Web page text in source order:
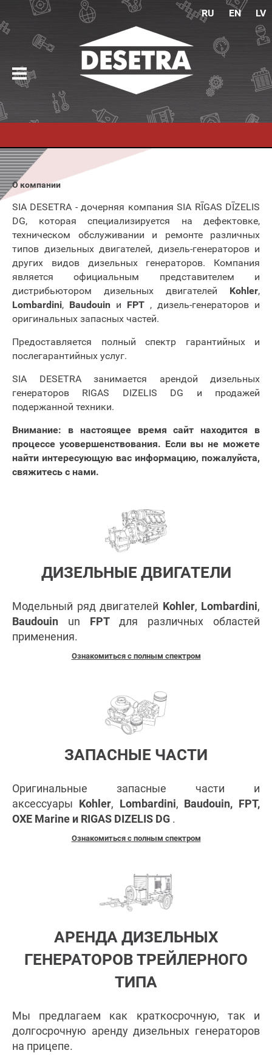
RU EN LV
О компании
SIA DESETRA - дочерняя компания SIA RĪGAS DĪZELIS
DG, которая специализируется на дефектовке,
техническом обслуживании и ремонте различных
типов дизельных двигателей, дизель-генераторов и
других видов дизельных генераторов. Компания
является официальным представителем и
дистрибьютором дизельных двигателей Kohler,
Lombardini, Baudouin и FPT , дизель-генераторов и
оригинальных запасных частей.
Предоставляется полный спектр гарантийных и
послегарантийных услуг.
SIA DESETRA занимается арендой дизельных
генераторов RIGAS DIZELIS DG и продажей
подержанной техники.
Внимание: в настоящее время сайт находится в
процессе усовершенствования. Если вы не можете
найти интересующую вас информацию, пожалуйста,
свяжитесь с нами.
ДИЗЕЛЬНЫЕ ДВИГАТЕЛИ
Модельный ряд двигателей Kohler, Lombardini,
Baudouin un FPT для различных областей
применения.
Ознакомиться с полным спектром
ЗАПАСНЫЕ ЧАСТИ
Оригинальные запасные части и
аксессуары Kohler, Lombardini, Baudouin, FPT,
OXE Marine и RIGAS DIZELIS DG .
Ознакомиться с полным спектром
АРЕНДА ДИЗЕЛЬНЫХ
ГЕНЕРАТОРОВ ТРЕЙЛЕРНОГО
ТИПА
Мы предлагаем как краткосрочную, так и
долгосрочную аренду дизельных генераторов
на прицепе.